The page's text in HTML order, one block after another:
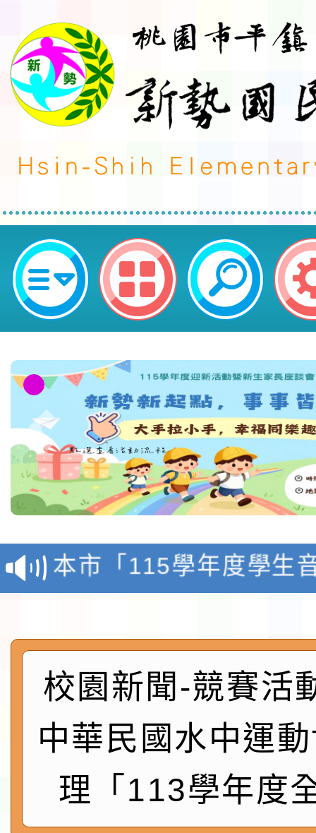
轉知中華民國水中運動協會辦理「
蹼泳錦標賽」-桃園市平鎮區新勢
檢送「桃園市115學年
賽實施要點」1份
本市「115學年度學生
程安排一案
「桃園市補助參觀特色
展演活動實施計畫」
請一案
社團法人中華民國畫廊
026 ART TAIPEI臺北
會」之「藝術教育日」
本校115學年度第1學
第2次招考代課鐘點教
告(採1次公告分次招考)
115 年度兒童課後照顧
轉知本市體育總會划船
「115年桃園市運動會
「114-115年度
校園新聞-競賽活
中華民國水中運
理「113學年度